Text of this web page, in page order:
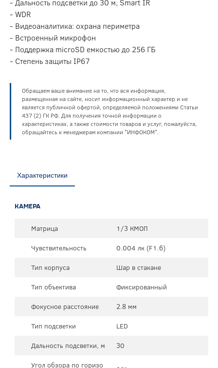
- Дальность подсветки до 30 м, Smart IR
- WDR
- Видеоаналитика: охрана периметра
- Встроенный микрофон
- Поддержка microSD емкостью до 256 ГБ
- Степень защиты IP67
Обращаем ваше внимание на то, что вся информация,
размещенная на сайте, носит информационный характер и не
является публичной офертой, определяемой положениями Статьи
437 (2) ГК РФ. Для получения точной информации о
характеристиках, а также стоимости товаров и услуг, пожалуйста,
обращайтесь к менеджерам компании "ИНФОКОМ".
Характеристики
КАМЕРА
Матрица
1/3 КМОП
Чувствительность
0.004 лк (F1.6)
Тип корпуса
Шар в стакане
Тип объектива
Фиксированный
Фокусное расстояние
2.8 мм
Тип подсветки
LED
Дальность подсветки, м
30
Угол обзора по горизо